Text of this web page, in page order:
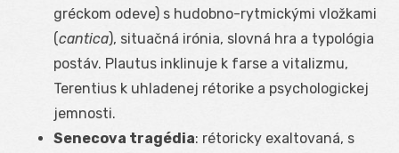
gréckom odeve) s hudobno-rytmickými vložkami
(cantica), situačná irónia, slovná hra a typológia
postáv. Plautus inklinuje k farse a vitalizmu,
Terentius k uhladenej rétorike a psychologickej
jemnosti.
Senecova tragédia: rétoricky exaltovaná, s